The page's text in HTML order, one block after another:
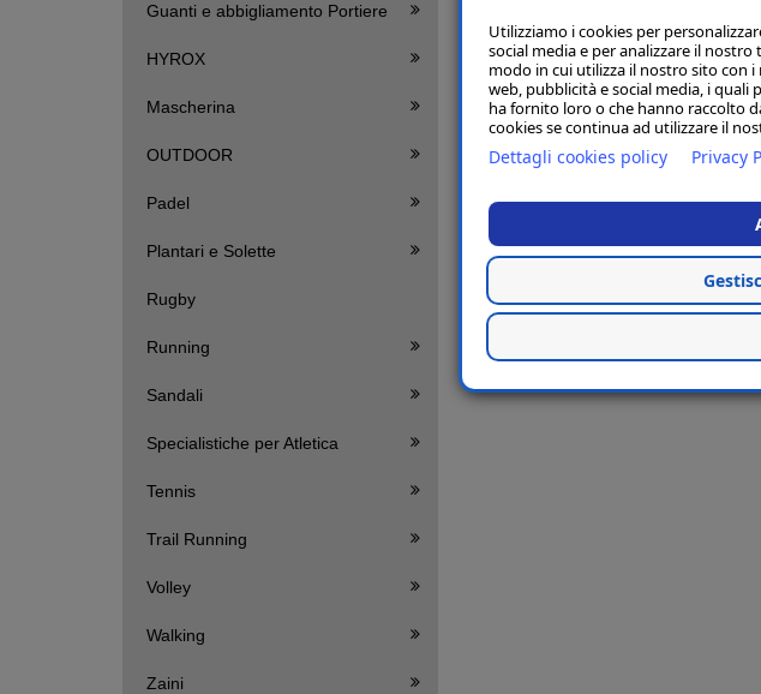
Guanti e abbigliamento Portiere
HYROX
Mascherina
OUTDOOR
Padel
Plantari e Solette
Rugby
Running
Sandali
Specialistiche per Atletica
Tennis
Trail Running
Volley
Walking
Zaini
Utilizziamo i cookies per
social media e per analizzare il
modo in cui utilizza il nostro sito con
web, pubblicità e social media, i
ha fornito loro o che hanno raccolto
cookies se continua ad utilizzare il
Dettagli cookies policy Privacy